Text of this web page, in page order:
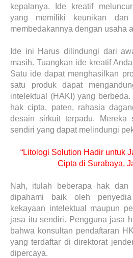
kepalanya. Ide kreatif
yang memiliki keunikan
membedakannya dengan usaha
Ide ini Harus dilindungi dari
masih. Tuangkan ide kreatif
Satu ide dapat menghasilkan
satu produk dapat
intelektual (HAKI) yang
hak cipta, paten, rahasia
desain sirkuit terpadu. Mereka
sendiri yang dapat melindungi
“Litologi Solution Hadir untuk
Cipta di Surabaya,
Nah, itulah beberapa hak dan
dipahami baik oleh
kekayaan intelektual maupun
jasa itu sendiri. Pengguna jasa
bahwa konsultan pendaftaran
yang terdaftar di direktorat
dipercaya.